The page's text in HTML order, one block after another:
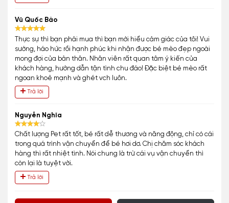
Vũ Quốc Bảo
Thực sự thì bạn phải mua thì bạn mới hiểu cảm giác của tôi! Vui
sướng, háo hức rồi hạnh phúc khi nhận được bé mèo đẹp ngoài
mong đợi của bản thân. Nhân viên rất quan tâm ý kiến của
khách hàng, hướng dẫn tận tình chu đáo! Đặc biệt bé mèo rất
ngoan khoẻ mạnh và ghét vch luôn.
Trả lời
Nguyễn Nghĩa
Chất lượng Pet rất tốt, bé rất dễ thương và năng động, chỉ có cái
trong quá trình vận chuyển để bé hơi dơ. Chị chăm sóc khách
hàng thì rất nhiệt tình. Nói chung là trừ cái vụ vận chuyển thì
còn lại là tuyệt vời.
Trả lời